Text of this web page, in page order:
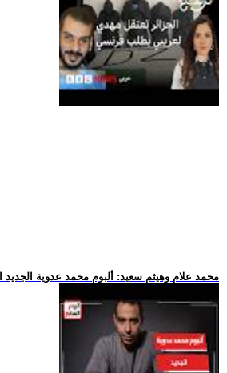
.. محمد علام وهيثم سعيد: ألبوم محمد عدوية الجديد